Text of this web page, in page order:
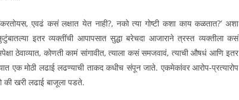
एवढं कसं लक्षात येत नाही?, नको त्या गोष्टी कशा काय कळतात?’ अशा
इतर व्यक्तींची आपापसात सुद्धा बरेचदा आजाराने त्रस्त व्यक्तीला कसं
ठेवाव्यात, कोणती कामं सांगावीत, त्याला कसं समजवावं, त्याची औषधं आणि इतर
एक मोठी लढाई लढण्याची ताकद कधीच संपून जाते. एकमेकांवर आरोप-प्रत्यारोप
की खरी लढाई बाजूला पडते.